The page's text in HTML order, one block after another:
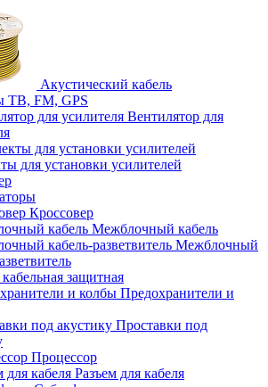
Акустический кабель
ТВ, FM, GPS
Вентилятор для
для установки усилителей
Кроссовер
Межблочный кабель
Межблочный
защитная
Предохранители и
Проставки под
Процессор
Разъем для кабеля